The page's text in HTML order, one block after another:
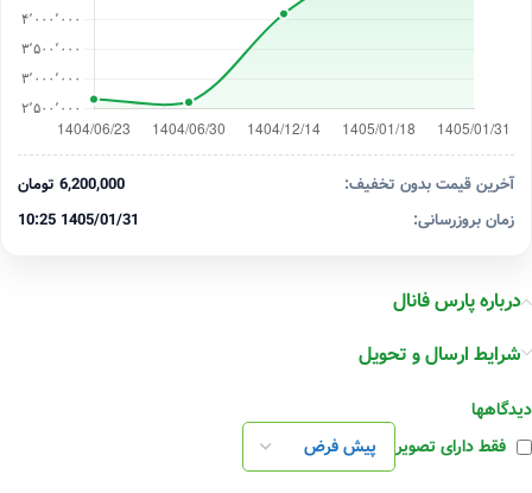
آخرین قیمت بدون تخفیف:
6,200,000 تومان
زمان بروزرسانی:
1405/01/31 10:25
درباره پارس فانال
شرایط ارسال و تحویل
دیدگاهها
فقط دارای تصویر